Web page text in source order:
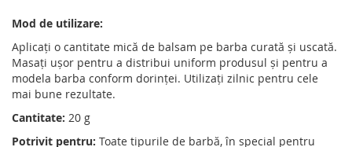
Mod de utilizare:
Aplicați o cantitate mică de balsam pe barba curată și uscată.
Masați ușor pentru a distribui uniform produsul și pentru a
modela barba conform dorinței. Utilizați zilnic pentru cele
mai bune rezultate.
Cantitate: 20 g
Potrivit pentru: Toate tipurile de barbă, în special pentru